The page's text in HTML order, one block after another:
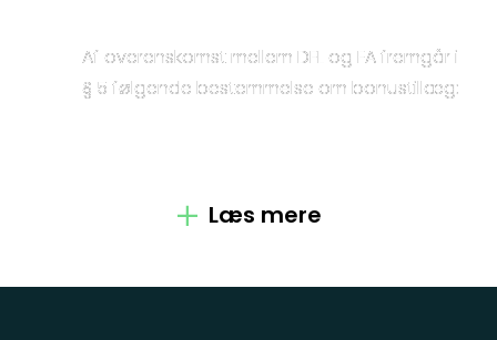
Om os
Spørgsmål
Af overenskomst mellem DFL og FA fremgår i
§ 5 følgende bestemmelse om bonustillæg:
Stk. 1. For medarbejdere i funktioner, der
målfastsættes, kan selskab og
Læs mere